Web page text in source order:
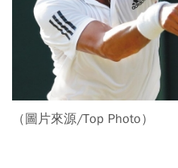
（圖片來源/Top Photo）